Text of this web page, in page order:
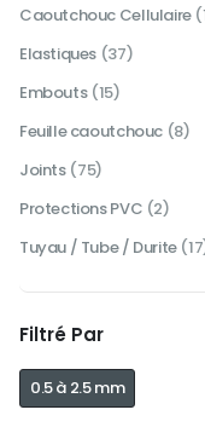
Caoutchouc Cellulaire
Elastiques (37)
Embouts (15)
Feuille caoutchouc (8)
Joints (75)
Protections PVC (2)
Tuyau / Tube / Durite
Filtré Par
0.5 à 2.5 mm